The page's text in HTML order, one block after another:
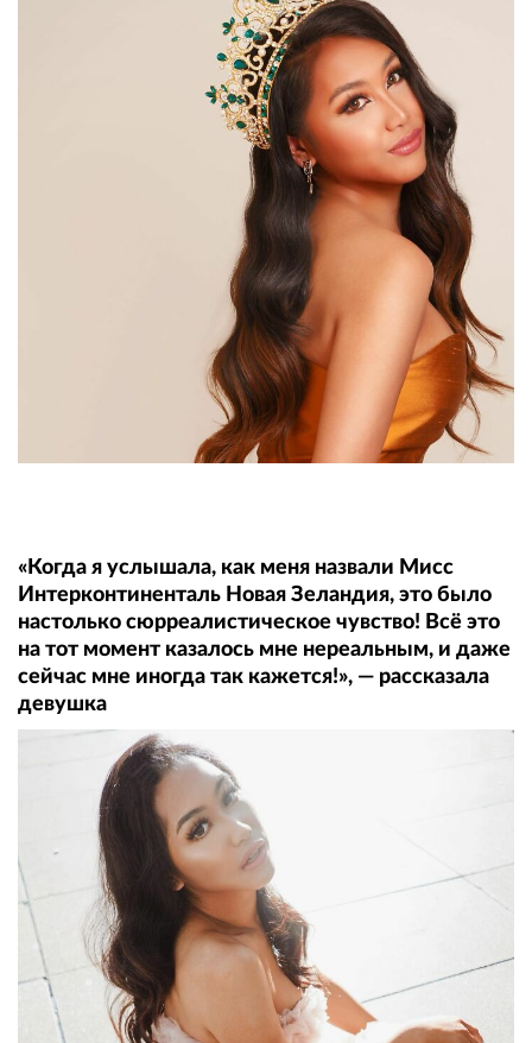
«Когда я услышала, как меня назвали Мисс
Интерконтиненталь Новая Зеландия, это было
настолько сюрреалистическое чувство! Всё это
на тот момент казалось мне нереальным, и даже
сейчас мне иногда так кажется!», — рассказала
девушка